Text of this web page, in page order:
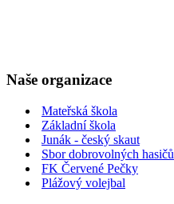
Naše organizace
Mateřská škola
Základní škola
Junák - český skaut
Sbor dobrovolných hasičů
FK Červené Pečky
Plážový volejbal